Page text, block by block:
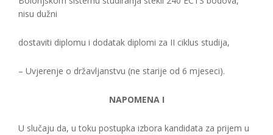
nisu dužni
dostaviti diplomu i dodatak diplomi za II ciklus studija,
– Uvjerenje o državljanstvu (ne starije od 6 mjeseci).
NAPOMENA I
U slučaju da, u toku postupka izbora kandidata za prijem u